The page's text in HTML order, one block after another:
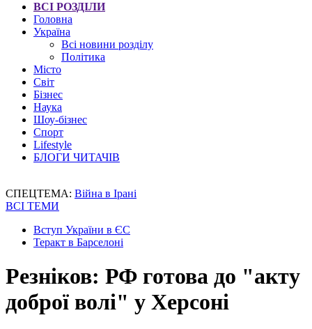
ВСІ РОЗДІЛИ
Головна
Україна
Всі новини розділу
Політика
Місто
Світ
Бізнес
Наука
Шоу-бізнес
Спорт
Lifestyle
БЛОГИ ЧИТАЧІВ
СПЕЦТЕМА: Війна в Ірані
ВСІ ТЕМИ
Вступ України в ЄС
Теракт в Барселоні
Резніков: РФ готова до "акту
доброї волі" у Херсоні